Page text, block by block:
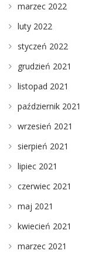
marzec 2022
luty 2022
styczeń 2022
grudzień 2021
listopad 2021
październik 2021
wrzesień 2021
sierpień 2021
lipiec 2021
czerwiec 2021
maj 2021
kwiecień 2021
marzec 2021